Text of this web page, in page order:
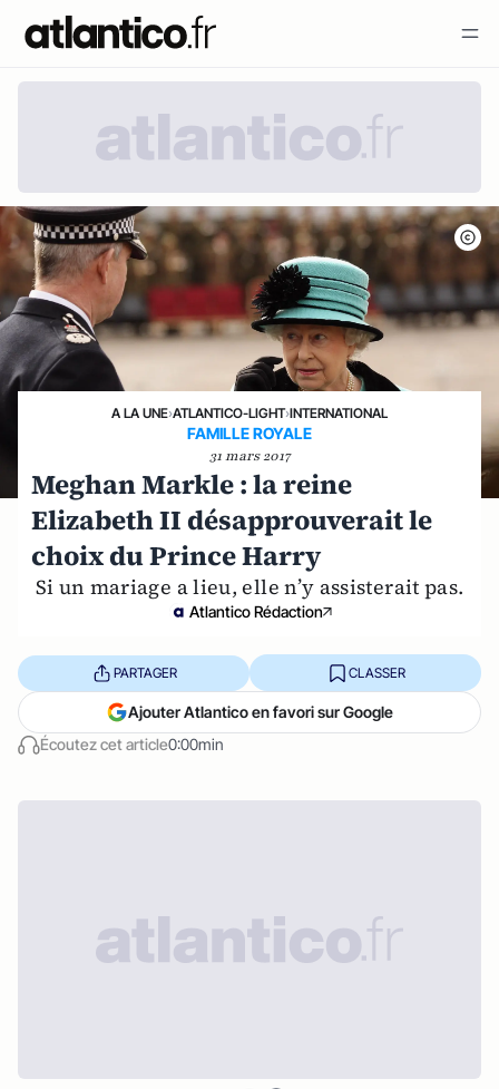
A LA UNE›ATLANTICO-LIGHT›INTERNATIONAL
FAMILLE ROYALE
31 mars 2017
Meghan Markle : la reine
Elizabeth II désapprouverait le
choix du Prince Harry
Si un mariage a lieu, elle n’y assisterait pas.
Atlantico Rédaction
Écoutez cet article0:00min
PARTAGER CLASSER
Ajouter Atlantico en favori sur Google